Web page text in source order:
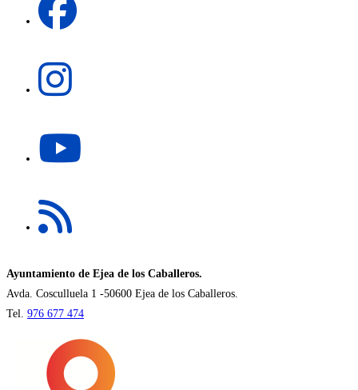
pestaña
abre
abre
nueva
pestaña
en
nueva
pestaña
Ayuntamiento de Ejea de los Caballeros.
Avda. Cosculluela 1 -50600 Ejea de los Caballeros.
Tel. 976 677 474